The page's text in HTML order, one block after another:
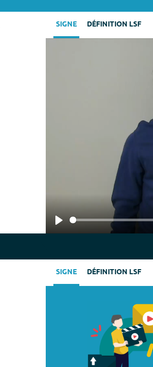
SIGNE DÉFINITION LSF
Play
SIGNE DÉFINITION LSF